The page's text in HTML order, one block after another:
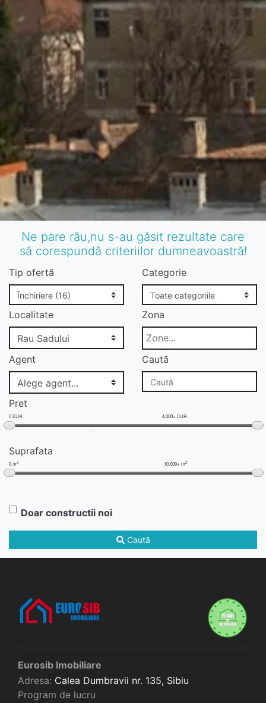
Ne pare rău,nu s-au găsit rezultate care
să corespundă criteriilor dumneavoastră!
Tip ofertă Categorie
Localitate Zona
Agent Caută
Pret
0 EUR 4.000+ EUR
Suprafata
0 m2 10.000+ m2
Doar constructii noi
Caută
Eurosib Imobiliare
Adresa: Calea Dumbravii nr. 135, Sibiu
Program de lucru